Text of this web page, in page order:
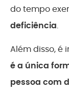
do tempo
deficiência.
Além disso, é
é a única
pessoa com